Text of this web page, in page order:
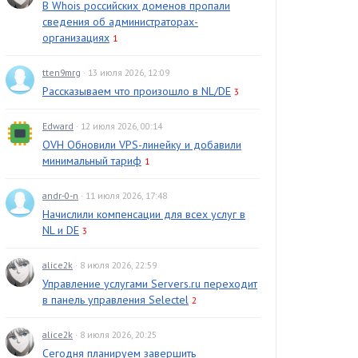
В Whois российских доменов пропали
сведения об администраторах-
организациях 1
tten9mrg · 13 июля 2026, 12:09
Рассказываем что произошло в NL/DE 3
Edward · 12 июля 2026, 00:14
OVH Обновили VPS-линейку и добавили
минимальный тариф 1
andr-0-n · 11 июля 2026, 17:48
Начислили компенсации для всех услуг в
NL и DE 3
alice2k · 8 июля 2026, 22:59
Управление услугами Servers.ru переходит
в панель управления Selectel 2
alice2k · 8 июля 2026, 20:25
Сегодня планируем завершить